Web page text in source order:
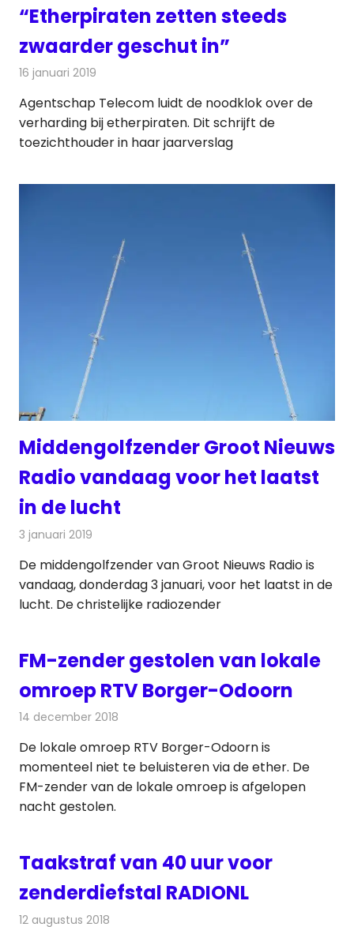
“Etherpiraten zetten steeds
zwaarder geschut in”
16 januari 2019
Agentschap Telecom luidt de noodklok over de
verharding bij etherpiraten. Dit schrijft de
toezichthouder in haar jaarverslag
Middengolfzender Groot Nieuws
Radio vandaag voor het laatst
in de lucht
3 januari 2019
De middengolfzender van Groot Nieuws Radio is
vandaag, donderdag 3 januari, voor het laatst in de
lucht. De christelijke radiozender
FM-zender gestolen van lokale
omroep RTV Borger-Odoorn
14 december 2018
De lokale omroep RTV Borger-Odoorn is
momenteel niet te beluisteren via de ether. De
FM-zender van de lokale omroep is afgelopen
nacht gestolen.
Taakstraf van 40 uur voor
zenderdiefstal RADIONL
12 augustus 2018